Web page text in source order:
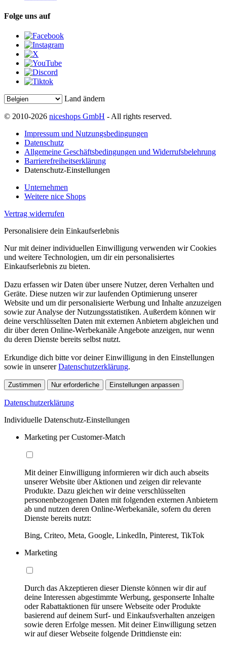
Folge uns auf
Land ändern
© 2010-2026 niceshops GmbH - All rights reserved.
Impressum und Nutzungsbedingungen
Datenschutz
Allgemeine Geschäftsbedingungen und Widerrufsbelehrung
Barrierefreiheitserklärung
Datenschutz-Einstellungen
Unternehmen
Weitere nice Shops
Vertrag widerrufen
Personalisiere dein Einkaufserlebnis
Nur mit deiner individuellen Einwilligung verwenden wir Cookies
und weitere Technologien, um dir ein personalisiertes
Einkaufserlebnis zu bieten.
Dazu erfassen wir Daten über unsere Nutzer, deren Verhalten und
Geräte. Diese nutzen wir zur laufenden Optimierung unserer
Website und um dir personalisierte Werbung und Inhalte anzuzeigen
sowie zur Analyse der Nutzungsstatistiken. Außerdem können wir
deine verschlüsselten Daten mit externen Anbietern abgleichen und
dir über deren Online-Werbekanäle Angebote anzeigen, nur wenn
du deren Dienste bereits selbst nutzt.
Erkundige dich bitte vor deiner Einwilligung in den Einstellungen
sowie in unsererDatenschutzerklärung.
Zustimmen Nur erforderliche Einstellungen anpassen
Datenschutzerklärung
Individuelle Datenschutz-Einstellungen
Marketing per Customer-Match
Mit deiner Einwilligung informieren wir dich auch abseits
unserer Website über Aktionen und zeigen dir relevante
Produkte. Dazu gleichen wir deine verschlüsselten
personenbezogenen Daten mit folgenden externen Anbietern
ab und nutzen deren Online-Werbekanäle, sofern du deren
Dienste bereits nutzt:
Bing, Criteo, Meta, Google, LinkedIn, Pinterest, TikTok
Marketing
Durch das Akzeptieren dieser Dienste können wir dir auf
deine Interessen abgestimmte Werbung, gesponserte Inhalte
oder Rabattaktionen für unsere Webseite oder Produkte
basierend auf deinem Surf- und Einkaufsverhalten anzeigen
sowie deren Erfolge messen. Mit deiner Einwilligung setzen
wir auf dieser Webseite folgende Drittdienste ein: